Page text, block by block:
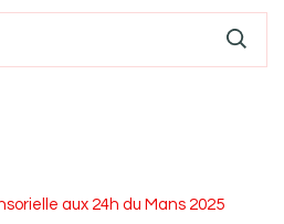
aux 24h du Mans 2025